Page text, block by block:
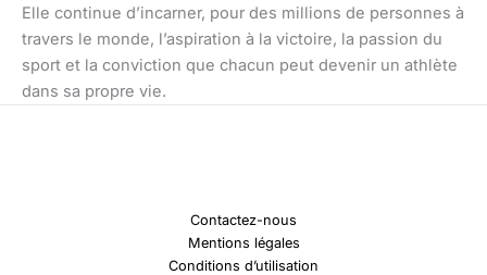
Elle continue d’incarner, pour des millions de personnes à
travers le monde, l’aspiration à la victoire, la passion du
sport et la conviction que chacun peut devenir un athlète
dans sa propre vie.
Contactez-nous
Mentions légales
Conditions d’utilisation